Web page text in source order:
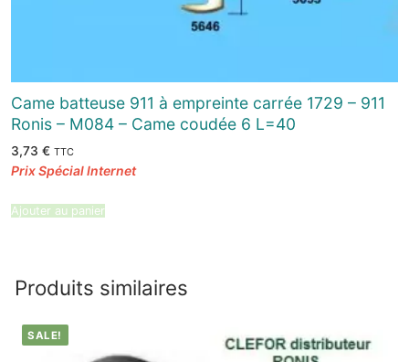
Came batteuse 911 à empreinte carrée 1729 – 911
Ronis – M084 – Came coudée 6 L=40
3,73 € TTC
Ajouter au panier
Produits similaires
SALE!